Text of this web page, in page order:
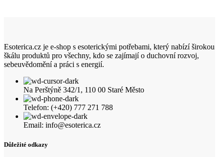
Esoterica.cz je e-shop s esoterickými potřebami, který nabízí širokou
škálu produktů pro všechny, kdo se zajímají o duchovní rozvoj,
sebeuvědomění a práci s energií.
Na Perštýně 342/1, 110 00 Staré Město
Telefon: (+420) 777 271 788
Email: info@esoterica.cz
Důležité odkazy